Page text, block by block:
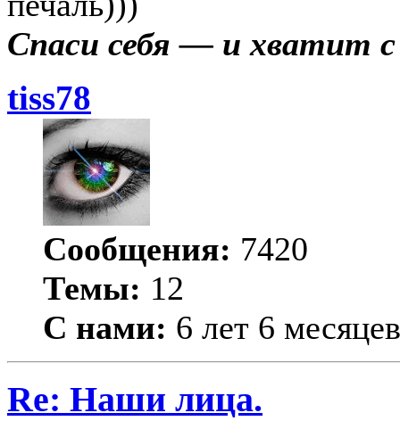
Спаси себя — и хватит
tiss78
Сообщения: 7420
Темы: 12
С нами: 6 лет 6 месяцев
Re: Наши лица.